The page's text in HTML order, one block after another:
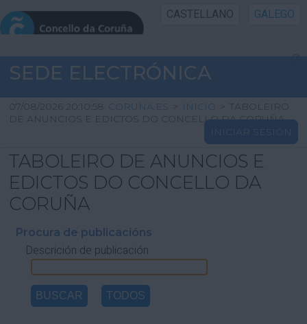
CASTELLANO GALEGO
INICIO SEDE
INICIO
INFORMACIÓN PÚBLICA
CARTAFOL CIDADÁN
AXUDA
SEDE ELECTRÓNICA
07/08/2026 20:10:58 CORUNA.ES > INICIO > TABOLEIRO
DE ANUNCIOS E EDICTOS DO CONCELLO DA CORUÑA
INICIAR SESIÓN
TABOLEIRO DE ANUNCIOS E
EDICTOS DO CONCELLO DA
CORUÑA
Procura de publicacións
Descrición de publicación